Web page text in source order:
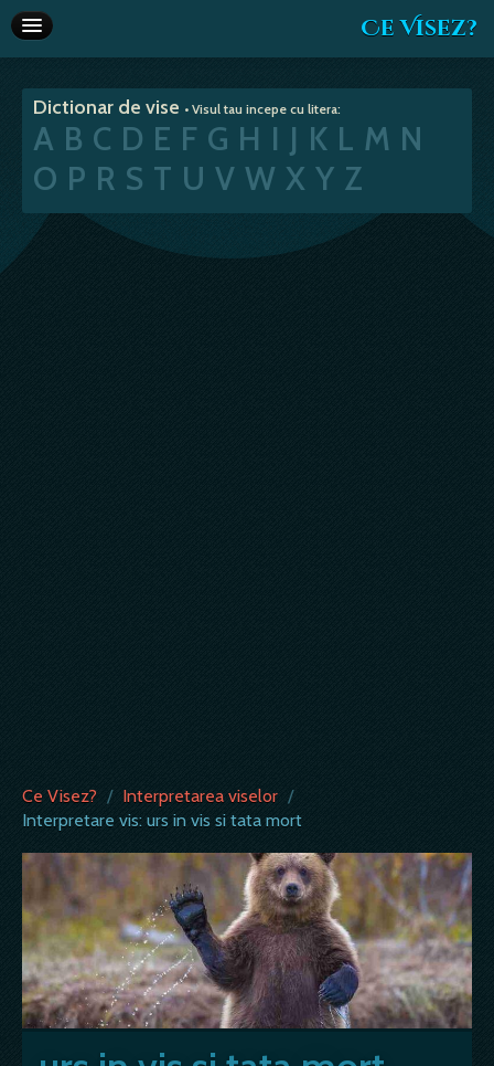
Ce Visez?
Interpretare vise
Articole
Va recomandam
Dictionar de vise • Visul tau incepe cu litera:
A B C D E F G H I J K L M N
O P R S T U V W X Y Z
Ce Visez? / Interpretarea viselor /
Interpretare vis: urs in vis si tata mort